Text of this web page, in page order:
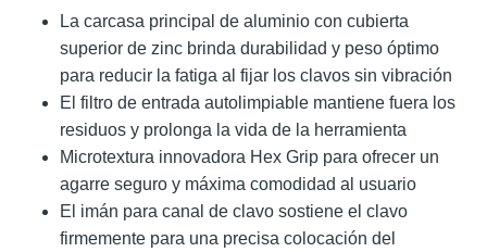
La carcasa principal de aluminio con cubierta
superior de zinc brinda durabilidad y peso óptimo
para reducir la fatiga al fijar los clavos sin vibración
El filtro de entrada autolimpiable mantiene fuera los
residuos y prolonga la vida de la herramienta
Microtextura innovadora Hex Grip para ofrecer un
agarre seguro y máxima comodidad al usuario
El imán para canal de clavo sostiene el clavo
firmemente para una precisa colocación del